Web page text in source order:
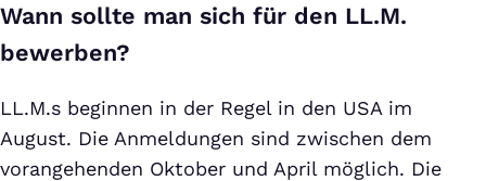
Wann sollte man sich für den LL.M.
bewerben?
LL.M.s beginnen in der Regel in den USA im
August. Die Anmeldungen sind zwischen dem
vorangehenden Oktober und April möglich. Die